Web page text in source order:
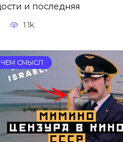
и последняя
1.1k.
ЧЕМ СМЫСЛ